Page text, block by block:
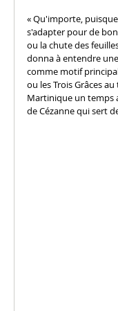
« Qu'importe,
s'adapter pour de
ou la chute des
donna à entendre
comme motif
ou les Trois Grâces
Martinique un temps
de Cézanne qui sert